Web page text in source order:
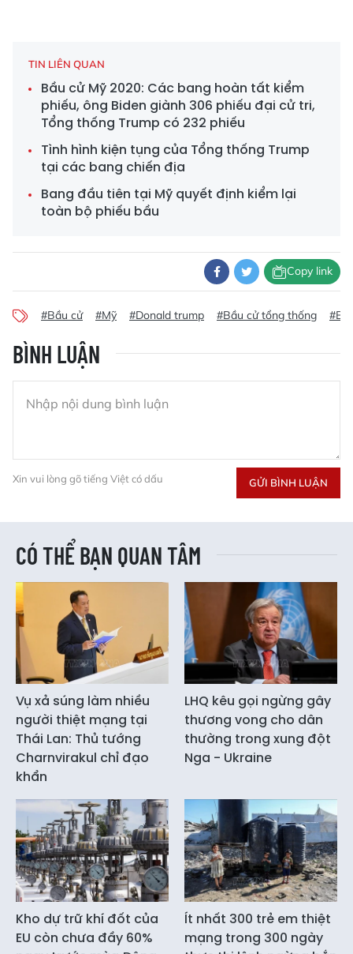
TIN LIÊN QUAN
Bầu cử Mỹ 2020: Các bang hoàn tất kiểm
phiếu, ông Biden giành 306 phiếu đại cử tri,
Tổng thống Trump có 232 phiếu
Tình hình kiện tụng của Tổng thống Trump
tại các bang chiến địa
Bang đầu tiên tại Mỹ quyết định kiểm lại
toàn bộ phiếu bầu
Copy link
#Bầu cử #Mỹ #Donald trump #Bầu cử tổng thống
BÌNH LUẬN
Xin vui lòng gõ tiếng Việt có dấu GỬI BÌNH LUẬN
CÓ THỂ BẠN QUAN TÂM
Vụ xả súng làm nhiều
người thiệt mạng tại
Thái Lan: Thủ tướng
Charnvirakul chỉ đạo
khẩn
LHQ kêu gọi ngừng gây
thương vong cho dân
thường trong xung đột
Nga - Ukraine
Kho dự trữ khí đốt của
EU còn chưa đầy 60%
Ít nhất 300 trẻ em thiệt
mạng trong 300 ngày